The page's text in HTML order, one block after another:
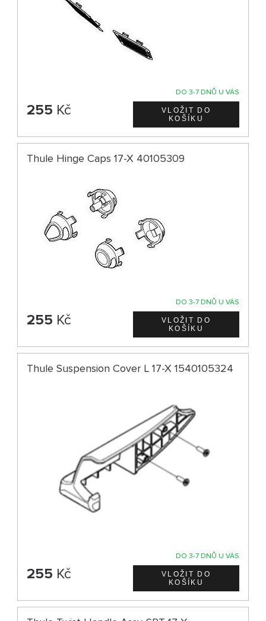
DO 3-7 DNŮ U VÁS
255 Kč
Thule Hinge Caps 17-X 40105309
DO 3-7 DNŮ U VÁS
255 Kč
Thule Suspension Cover L 17-X 1540105324
DO 3-7 DNŮ U VÁS
255 Kč